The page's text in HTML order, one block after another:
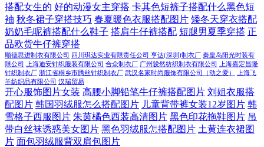
搭配女生的 好的动漫女主穿搭 卡其色短裤子搭配什么黑色短
袖 秋冬裙子穿搭技巧 春夏暖色衣服搭配图片 矮冬天穿衣搭配
奶奶毛呢裤搭配什么鞋子 搭肩牛仔裤搭配 短腿男夏季穿搭 正
品欧货牛仔裤穿搭
顺德思进制衣有限公司 四川琪达实业有限责任公司 亨达(深圳)制衣厂 秦皇岛阳光时装有
限公司
上海迪安针织服装有限公司 合众制衣厂 广州骏然纺织制衣有限公司
上海嘉定昌隆
针织制衣厂 浙江省桐乡市腾丝针织制衣厂 武汉名家时尚服饰有限公司（动之爱）
上海飞
羊纺织品有限公司 汉瑞贸易
开心服饰图片女装 高腰小脚铅笔牛仔裤搭配图片 刘姐衣服搭
配图片 韩国羽绒服怎么搭配图片 儿童背带裤女装12岁图片 韩
雪格子西服图片 朱茵橘色西装高清图片 黑色印花拖鞋图片 吊
带白丝袜诱惑美女图片 黑色羽绒服怎搭配图片 土黄连衣裙图
片 面包羽绒服背双肩包图片